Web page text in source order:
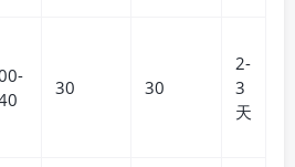
30 30
2-
3
天